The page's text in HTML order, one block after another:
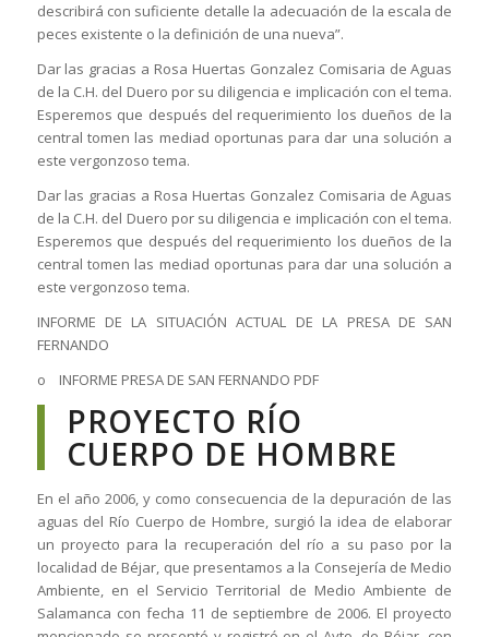
describirá con suficiente detalle la adecuación de la escala de
peces existente o la definición de una nueva”.
Dar las gracias a Rosa Huertas Gonzalez Comisaria de Aguas
de la C.H. del Duero por su diligencia e implicación con el tema.
Esperemos que después del requerimiento los dueños de la
central tomen las mediad oportunas para dar una solución a
este vergonzoso tema.
Dar las gracias a Rosa Huertas Gonzalez Comisaria de Aguas
de la C.H. del Duero por su diligencia e implicación con el tema.
Esperemos que después del requerimiento los dueños de la
central tomen las mediad oportunas para dar una solución a
este vergonzoso tema.
INFORME DE LA SITUACIÓN ACTUAL DE LA PRESA DE SAN
FERNANDO
o INFORME PRESA DE SAN FERNANDO PDF
PROYECTO RÍO
CUERPO DE HOMBRE
En el año 2006, y como consecuencia de la depuración de las
aguas del Río Cuerpo de Hombre, surgió la idea de elaborar
un proyecto para la recuperación del río a su paso por la
localidad de Béjar, que presentamos a la Consejería de Medio
Ambiente, en el Servicio Territorial de Medio Ambiente de
Salamanca con fecha 11 de septiembre de 2006. El proyecto